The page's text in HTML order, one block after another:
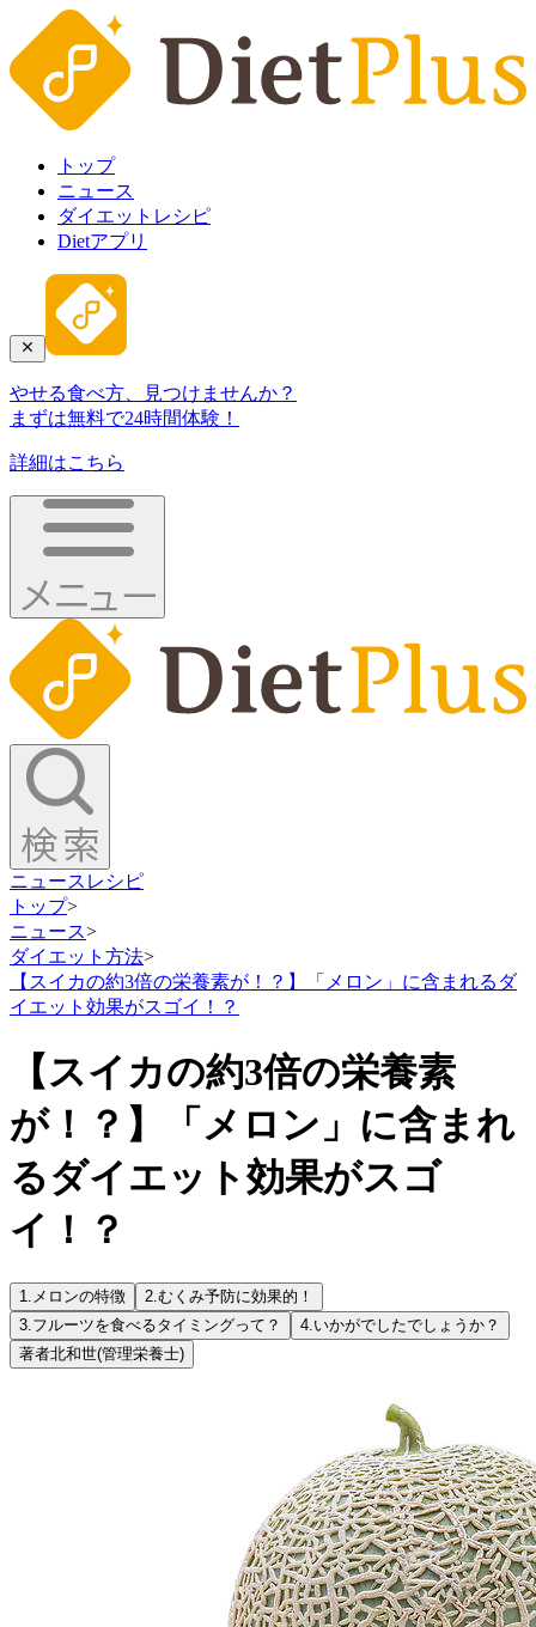
トップ
ニュース
ダイエットレシピ
Dietアプリ
やせる食べ方、見つけませんか？
まずは無料で24時間体験！
詳細はこちら
ニュース レシピ
トップ>
ニュース>
ダイエット方法>
【スイカの約3倍の栄養素が！？】「メロン」に含まれるダ
イエット効果がスゴイ！？
【スイカの約3倍の栄養素
が！？】「メロン」に含まれ
るダイエット効果がスゴ
イ！？
1. メロンの特徴 2.むくみ予防に効果的！
3.フルーツを食べるタイミングって？ 4.いかがでしたでしょうか？
著者北和世(管理栄養士)